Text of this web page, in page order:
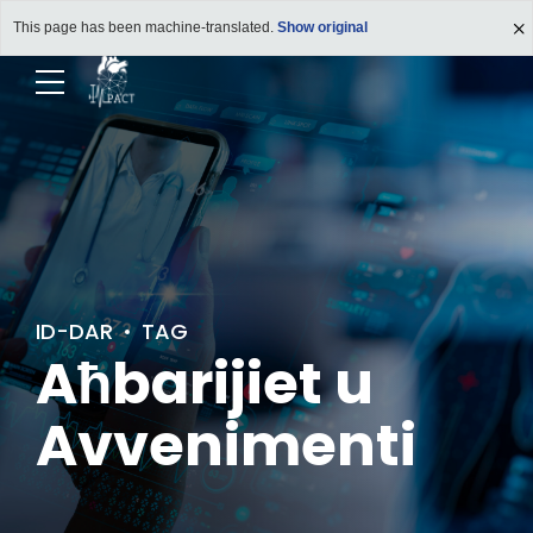
This page has been machine-translated. Show original
ID-DAR TAG
Aħbarijiet u
Avvenimenti